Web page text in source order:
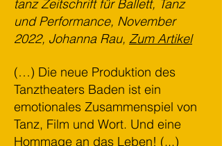
tanz Zeitschrift für Ballett, Tanz
und Performance, November
2022, Johanna Rau, Zum Artikel
(…) Die neue Produktion des
Tanztheaters Baden ist ein
emotionales Zusammenspiel von
Tanz, Film und Wort. Und eine
Hommage an das Leben! (...)